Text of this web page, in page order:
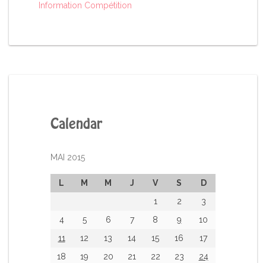
Information Compétition
Calendar
MAI 2015
L M M J V S
D
1
2
3
4
5 6 7 8 9
10
11
12 13 14 15 16
17
18
19 20 21 22 23
24